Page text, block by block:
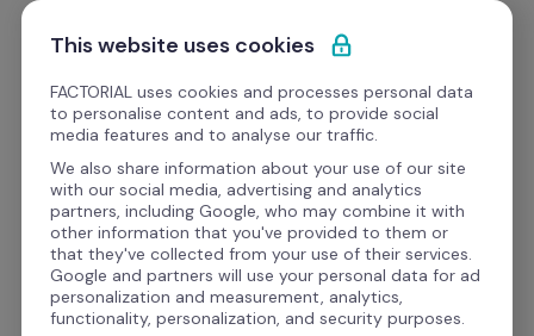
Ir al contenido
Empieza gratis
Lanzamientos del producto
This website uses cookies
FACTORIAL uses cookies and processes personal data
to personalise content and ads, to provide social
media features and to analyse our traffic.
We also share information about your use of our site
with our social media, advertising and analytics
partners, including Google, who may combine it with
other information that you've provided to them or
that they've collected from your use of their services.
Google and partners will use your personal data for ad
personalization and measurement, analytics,
functionality, personalization, and security purposes.